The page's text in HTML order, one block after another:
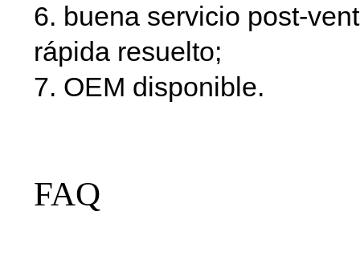
6. buena servicio post-
rápida resuelto;
7. OEM disponible.
FAQ